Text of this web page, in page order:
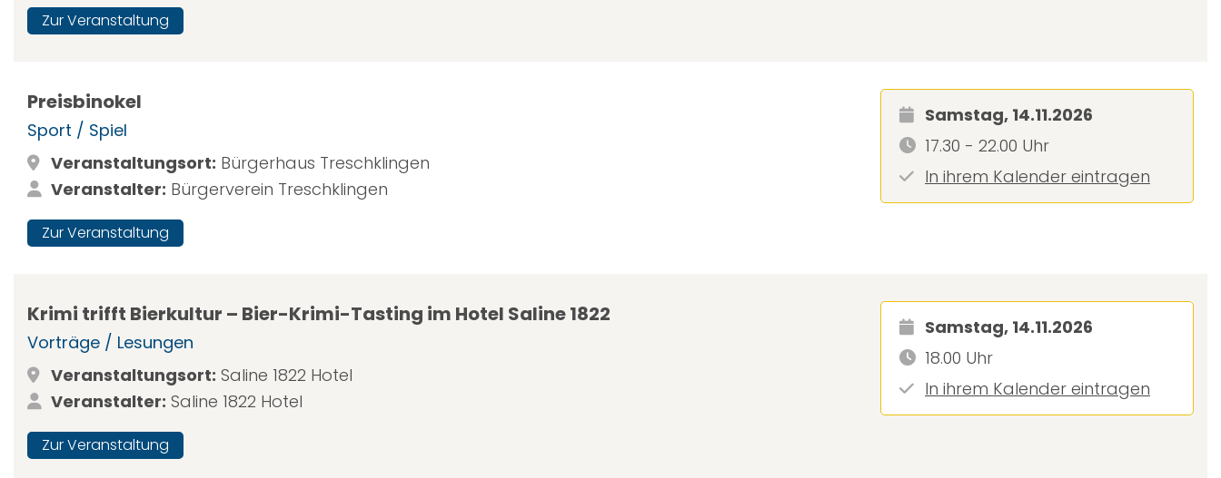
Zur Veranstaltung
Preisbinokel
Sport / Spiel
Veranstaltungsort: Bürgerhaus Treschklingen
Veranstalter: Bürgerverein Treschklingen
Zur Veranstaltung
Samstag, 14.11.2026
17.30 - 22.00 Uhr
In ihrem Kalender eintragen
Krimi trifft Bierkultur – Bier-Krimi-Tasting im Hotel Saline 1822
Vorträge / Lesungen
Veranstaltungsort: Saline 1822 Hotel
Veranstalter: Saline 1822 Hotel
Zur Veranstaltung
Samstag, 14.11.2026
18.00 Uhr
In ihrem Kalender eintragen